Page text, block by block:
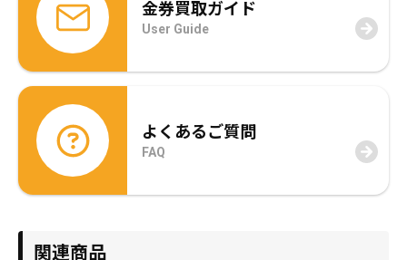
金券買取ガイド
User Guide
よくあるご質問
FAQ
関連商品